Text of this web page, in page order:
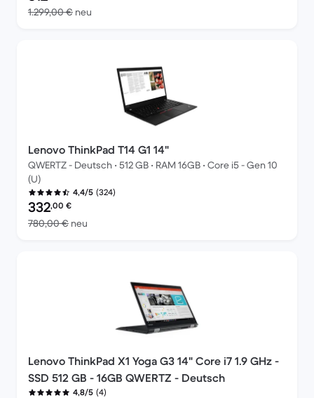
1.299,00 € neu
Lenovo ThinkPad T14 G1 14"
QWERTZ - Deutsch • 512 GB • RAM 16GB • Core i5 - Gen 10
(U)
4,4/5 (324)
Preis des erneuerten Produkts:
332,00 €
780,00 € neu
Lenovo ThinkPad X1 Yoga G3 14" Core i7 1.9 GHz -
SSD 512 GB - 16GB QWERTZ - Deutsch
4,8/5 (4)